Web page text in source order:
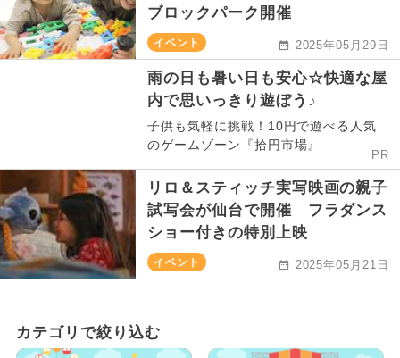
ブロックパーク開催
イベント 2025年05月29日
雨の日も暑い日も安心☆快適な屋
内で思いっきり遊ぼう♪
子供も気軽に挑戦！10円で遊べる人気
のゲームゾーン『拾円市場』
PR
リロ＆スティッチ実写映画の親子
試写会が仙台で開催 フラダンス
ショー付きの特別上映
イベント 2025年05月21日
カテゴリで絞り込む